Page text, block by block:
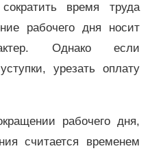
время труда
рабочего дня носит
Однако если
урезать оплату
рабочего дня,
считается временем